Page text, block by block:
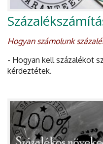
Hogyan számolunk
- Hogyan kell százalékot
kérdeztétek.